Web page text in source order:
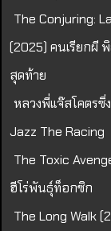
The Conjuring:
(2025) คนเรียกผี
สุดท้าย
หลวงพี่แจ๊สโคตรซิ่
Jazz The Racing
The Toxic
ฮีโร่พันธุ์ท็อกซิก
The Long Walk